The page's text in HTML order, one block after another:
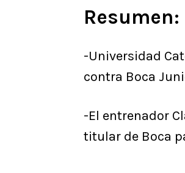
Resumen:
-Universidad
contra Boca
-El entrenador
titular de Boca